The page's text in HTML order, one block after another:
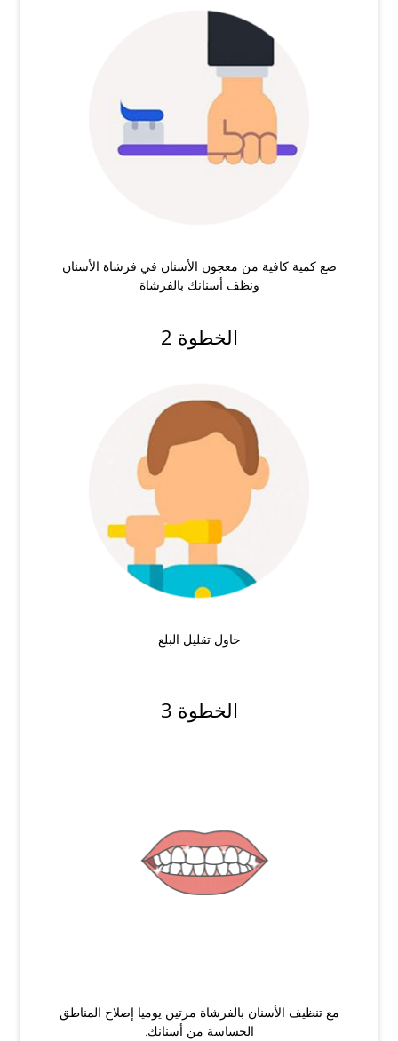
ضع كمية كافية من معجون الأسنان في فرشاة الأسنان
ونظف أسنانك بالفرشاة
الخطوة 2
حاول تقليل البلع
الخطوة 3
مع تنظيف الأسنان بالفرشاة مرتين يوميا إصلاح المناطق
الحساسة من أسنانك.